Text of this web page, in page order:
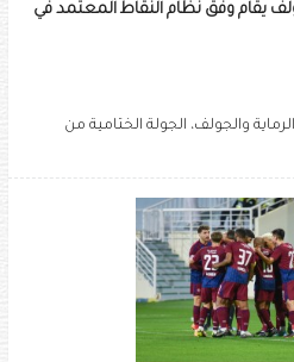
يقام وفق نظام النقاط المعتمد في
والجولف، الجولة الختامية من